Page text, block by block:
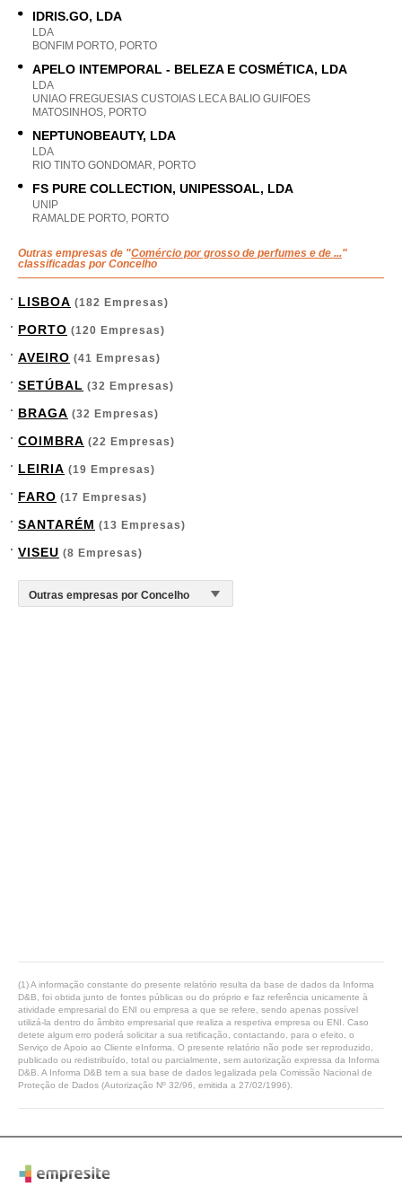
IDRIS.GO, LDA
LDA
BONFIM PORTO, PORTO
APELO INTEMPORAL - BELEZA E COSMÉTICA, LDA
LDA
UNIAO FREGUESIAS CUSTOIAS LECA BALIO GUIFOES
MATOSINHOS, PORTO
NEPTUNOBEAUTY, LDA
LDA
RIO TINTO GONDOMAR, PORTO
FS PURE COLLECTION, UNIPESSOAL, LDA
UNIP
RAMALDE PORTO, PORTO
Outras empresas de "Comércio por grosso de perfumes e de ..."
classificadas por Concelho
LISBOA (182 Empresas)
PORTO (120 Empresas)
AVEIRO (41 Empresas)
SETÚBAL (32 Empresas)
BRAGA (32 Empresas)
COIMBRA (22 Empresas)
LEIRIA (19 Empresas)
FARO (17 Empresas)
SANTARÉM (13 Empresas)
VISEU (8 Empresas)
(1) A informação constante do presente relatório resulta da base de dados da Informa
D&B, foi obtida junto de fontes públicas ou do próprio e faz referência unicamente à
atividade empresarial do ENI ou empresa a que se refere, sendo apenas possível
utilizá-la dentro do âmbito empresarial que realiza a respetiva empresa ou ENI. Caso
detete algum erro poderá solicitar a sua retificação, contactando, para o efeito, o
Serviço de Apoio ao Cliente eInforma. O presente relatório não pode ser reproduzido,
publicado ou redistribuído, total ou parcialmente, sem autorização expressa da Informa
D&B. A Informa D&B tem a sua base de dados legalizada pela Comissão Nacional de
Proteção de Dados (Autorização Nº 32/96, emitida a 27/02/1996).